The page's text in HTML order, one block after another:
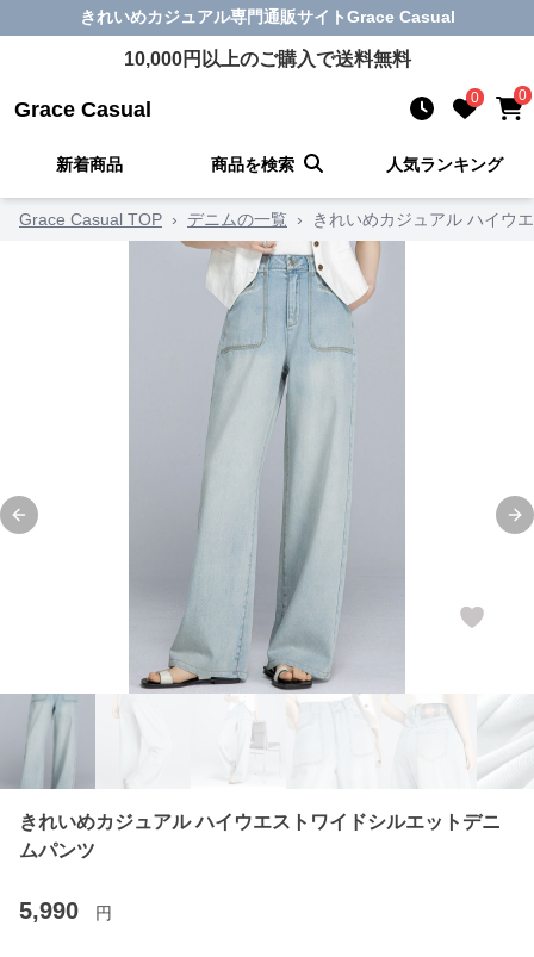
きれいめカジュアル専門通販サイトGrace Casual
10,000円以上のご購入で送料無料
Grace Casual 0 0
新着商品 商品を検索 人気ランキング
Grace Casual TOP › デニムの一覧 › きれいめカジュアル ハイウ
Previous slide
きれいめカジュアル ハイウエストワイドシルエットデニ
ムパンツ
5,990 円